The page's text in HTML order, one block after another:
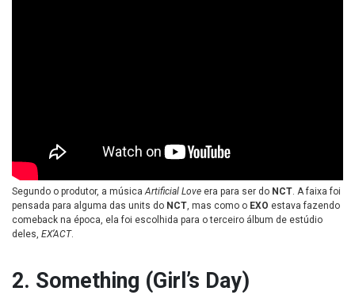
Segundo o produtor, a músicaArtificial Love era para ser do NCT. A faixa foi
pensada para alguma das units do NCT, mas como o EXO estava fazendo
comeback na época, ela foi escolhida para o terceiro álbum de estúdio
deles, EX’ACT.
2. Something (Girl’s Day)